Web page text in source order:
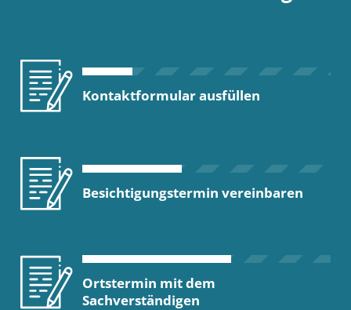
Kontaktformular ausfüllen
Besichtigungstermin vereinbaren
Ortstermin mit dem
Sachverständigen